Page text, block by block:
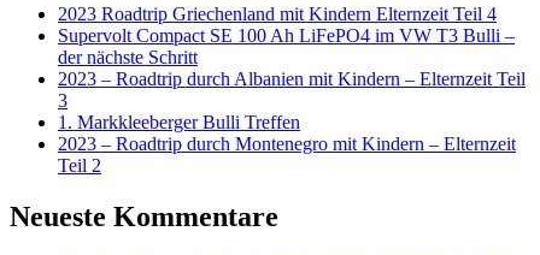
BULLI
VERREISEN
Reiseblog
BULLI
VERREISEN
2023 Roadtrip Griechenland mit Kindern Elternzeit Teil 4
Supervolt Compact SE 100 Ah LiFePO4 im VW T3 Bulli –
der nächste Schritt
2023 – Roadtrip durch Albanien mit Kindern – Elternzeit Teil
3
1. Markkleeberger Bulli Treffen
2023 – Roadtrip durch Montenegro mit Kindern – Elternzeit
Teil 2
Neueste Kommentare